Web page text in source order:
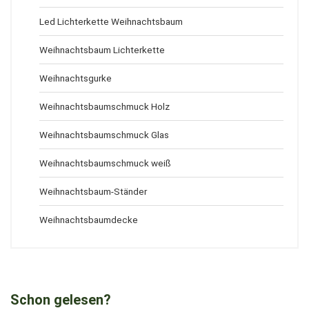
Led Lichterkette Weihnachtsbaum
Weihnachtsbaum Lichterkette
Weihnachtsgurke
Weihnachtsbaumschmuck Holz
Weihnachtsbaumschmuck Glas
Weihnachtsbaumschmuck weiß
Weihnachtsbaum-Ständer
Weihnachtsbaumdecke
Schon gelesen?